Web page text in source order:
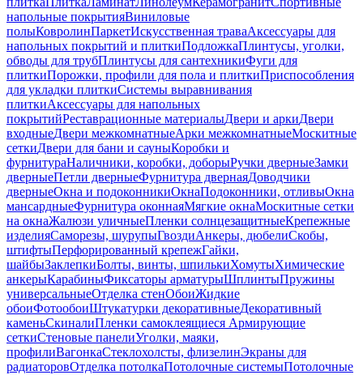
напольные покрытияВиниловые
полыКовролинПаркетИскусственная траваАксессуары для
напольных покрытий и плиткиПодложкаПлинтусы, уголки,
обводы для трубПлинтусы для сантехникиФуги для
плиткиПорожки, профили для пола и плиткиПриспособления
для укладки плиткиСистемы выравнивания
плиткиАксессуары для напольных
покрытийРеставрационные материалыДвери и аркиДвери
входныеДвери межкомнатныеАрки межкомнатныеМоскитные
сеткиДвери для бани и сауныКоробки и
фурнитураНаличники, коробки, доборыРучки дверныеЗамки
дверныеПетли дверныеФурнитура двернаяДоводчики
дверныеОкна и подоконникиОкнаПодоконники, отливыОкна
мансардныеФурнитура оконнаяМягкие окнаМоскитные сетки
на окнаЖалюзи уличныеПленки солнцезащитныеКрепежные
изделияСаморезы, шурупыГвоздиАнкеры, дюбелиСкобы,
штифтыПерфорированный крепежГайки,
шайбыЗаклепкиБолты, винты, шпилькиХомутыХимические
анкерыКарабиныФиксаторы арматурыШплинтыПружины
универсальныеОтделка стенОбоиЖидкие
обоиФотообоиШтукатурки декоративныеДекоративный
каменьСкиналиПленки самоклеящиеся Армирующие
сеткиСтеновые панелиУголки, маяки,
профилиВагонкаСтеклохолсты, флизелинЭкраны для
радиаторовОтделка потолкаПотолочные системыПотолочные